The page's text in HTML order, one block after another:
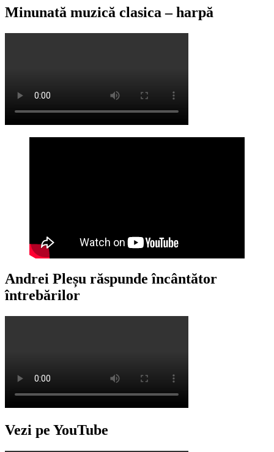
Minunată muzică clasica – harpă
Andrei Pleșu răspunde încântător
întrebărilor
Vezi pe YouTube